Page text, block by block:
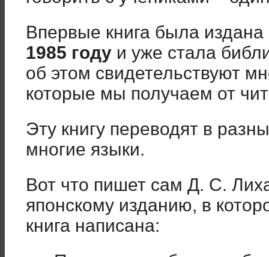
Впервые книга была
1985 году и уже стала
об этом свидетельствуют
которые мы получаем от
Эту книгу переводят в
многие языки.
Вот что пишет сам Д. С.
японскому изданию, в
книга написана: